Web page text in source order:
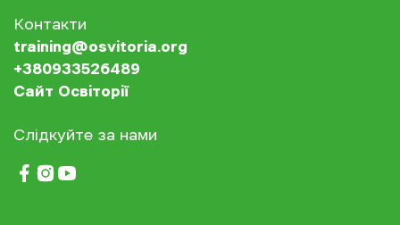
Контакти
training@osvitoria.org
+380933526489
Сайт Освіторії
Слідкуйте за нами